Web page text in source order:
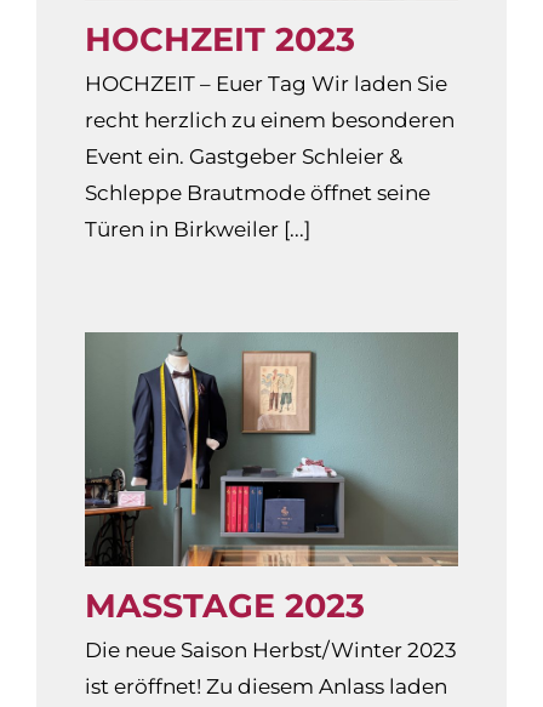
HOCHZEIT 2023
HOCHZEIT – Euer Tag Wir laden Sie
recht herzlich zu einem besonderen
Event ein. Gastgeber Schleier &
Schleppe Brautmode öffnet seine
Türen in Birkweiler [...]
MASSTAGE 2023
Die neue Saison Herbst/Winter 2023
ist eröffnet! Zu diesem Anlass laden